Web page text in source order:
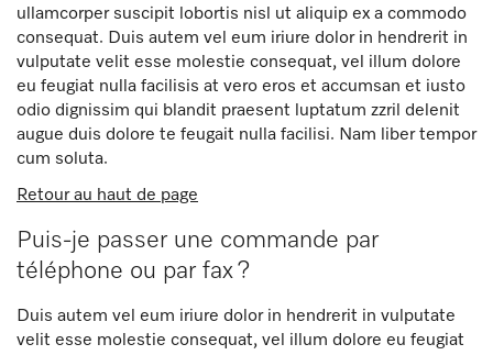
ullamcorper suscipit lobortis nisl ut aliquip ex a commodo
consequat. Duis autem vel eum iriure dolor in hendrerit in
vulputate velit esse molestie consequat, vel illum dolore
eu feugiat nulla facilisis at vero eros et accumsan et iusto
odio dignissim qui blandit praesent luptatum zzril delenit
augue duis dolore te feugait nulla facilisi. Nam liber tempor
cum soluta.
Retour au haut de page
Puis-je passer une commande par
téléphone ou par fax ?
Duis autem vel eum iriure dolor in hendrerit in vulputate
velit esse molestie consequat, vel illum dolore eu feugiat